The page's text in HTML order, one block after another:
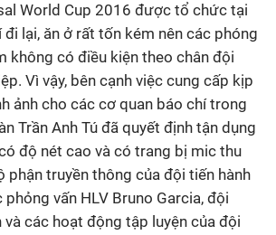
World Cup 2016 được tổ chức tại
đi lại, ăn ở rất tốn kém nên các phóng
không có điều kiện theo chân đội
Vì vậy, bên cạnh việc cung cấp kịp
ảnh cho các cơ quan báo chí trong
Trần Anh Tú đã quyết định tận dụng
độ nét cao và có trang bị mic thu
phận truyền thông của đội tiến hành
vấn HLV Bruno Garcia, đội
các hoạt động tập luyện của đội